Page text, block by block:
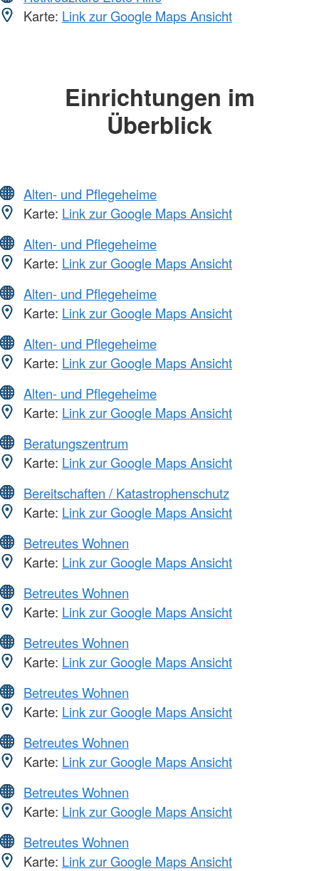
Karte: Link zur Google Maps Ansicht
Einrichtungen im
Überblick
Alten- und Pflegeheime
Karte: Link zur Google Maps Ansicht
Alten- und Pflegeheime
Karte: Link zur Google Maps Ansicht
Alten- und Pflegeheime
Karte: Link zur Google Maps Ansicht
Alten- und Pflegeheime
Karte: Link zur Google Maps Ansicht
Alten- und Pflegeheime
Karte: Link zur Google Maps Ansicht
Beratungszentrum
Karte: Link zur Google Maps Ansicht
Bereitschaften / Katastrophenschutz
Karte: Link zur Google Maps Ansicht
Betreutes Wohnen
Karte: Link zur Google Maps Ansicht
Betreutes Wohnen
Karte: Link zur Google Maps Ansicht
Betreutes Wohnen
Karte: Link zur Google Maps Ansicht
Betreutes Wohnen
Karte: Link zur Google Maps Ansicht
Betreutes Wohnen
Karte: Link zur Google Maps Ansicht
Betreutes Wohnen
Karte: Link zur Google Maps Ansicht
Betreutes Wohnen
Karte: Link zur Google Maps Ansicht